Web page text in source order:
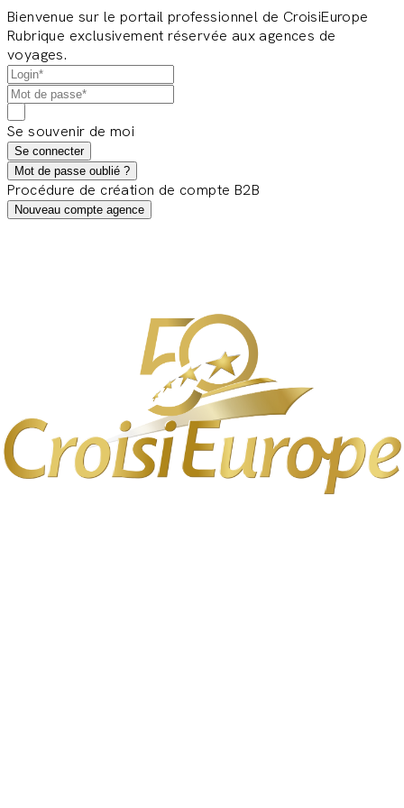
Bienvenue sur le portail professionnel de CroisiEurope
Rubrique exclusivement réservée aux agences de
voyages.
Se souvenir de moi
Se connecter
Mot de passe oublié ?
Procédure de création de compte B2B
Nouveau compte agence